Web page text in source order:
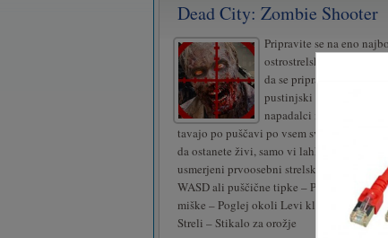
Dead City: Zombie Shooter
Pripravite se na eno
ostrostrelskega streljanja
da se pripravite in
pustinjski svet Last
napadalci in hudi
tavajo po puščavi po vsem svetu. Rešite
da ostanete živi, samo vi lahko rešite svet
usmerjeni prvoosebni strelski igri.
WASD ali puščične tipke – Premikanje
miške – Poglej okoli Levi klik miške –
Streli – Stikalo za orožje